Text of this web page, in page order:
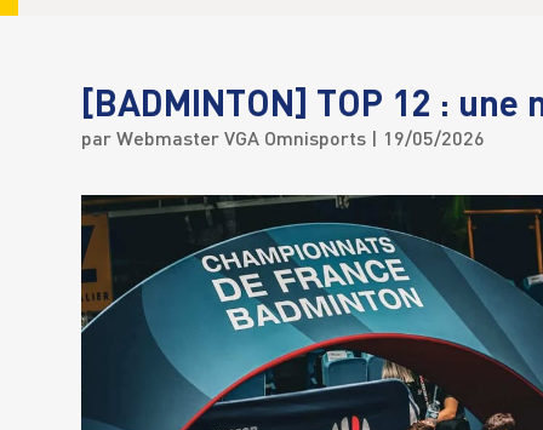
[BADMINTON] TOP 12 :
parWebmaster VGA Omnisports | 19/05/2026